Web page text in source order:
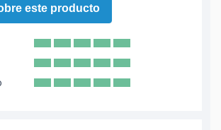
este producto